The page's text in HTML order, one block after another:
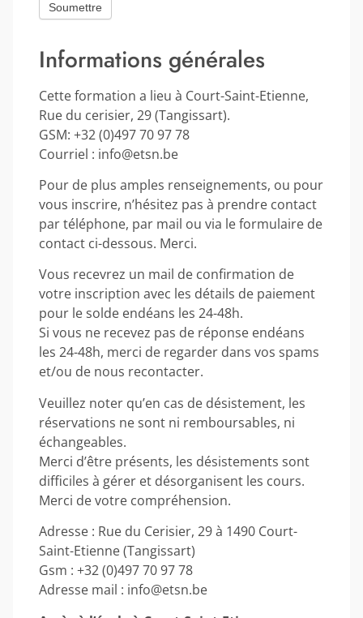
Informations générales
Cette formation a lieu à Court-Saint-Etienne,
Rue du cerisier, 29 (Tangissart).
GSM: +32 (0)497 70 97 78
Courriel : info@etsn.be
Pour de plus amples renseignements, ou pour
vous inscrire, n’hésitez pas à prendre contact
par téléphone, par mail ou via le formulaire de
contact ci-dessous. Merci.
Vous recevrez un mail de confirmation de
votre inscription avec les détails de paiement
pour le solde endéans les 24-48h.
Si vous ne recevez pas de réponse endéans
les 24-48h, merci de regarder dans vos spams
et/ou de nous recontacter.
Veuillez noter qu’en cas de désistement, les
réservations ne sont ni remboursables, ni
échangeables.
Merci d’être présents, les désistements sont
difficiles à gérer et désorganisent les cours.
Merci de votre compréhension.
Adresse : Rue du Cerisier, 29 à 1490 Court-
Saint-Etienne (Tangissart)
Gsm : +32 (0)497 70 97 78
Adresse mail : info@etsn.be